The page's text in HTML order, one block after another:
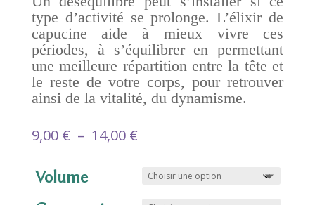
type d’activité se prolonge. L’élixir de
capucine aide à mieux vivre ces
périodes, à s’équilibrer en permettant
une meilleure répartition entre la tête et
le reste de votre corps,pour retrouver
ainsi de la vitalité, du dynamisme.
9,00 € – 14,00 €Plage
9,00 €
Volume